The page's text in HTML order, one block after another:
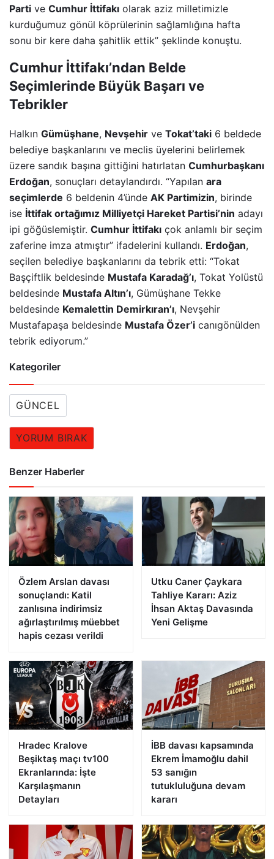
Parti ve Cumhur İttifakı olarak aziz milletimizle
kurduğumuz gönül köprülerinin sağlamlığına hafta
sonu bir kere daha şahitlik ettik” şeklinde konuştu.
Cumhur İttifakı’ndan Belde
Seçimlerinde Büyük Başarı ve
Tebrikler
Halkın Gümüşhane, Nevşehir ve Tokat’taki 6 beldede
belediye başkanlarını ve meclis üyelerini belirlemek
üzere sandık başına gittiğini hatırlatan Cumhurbaşkanı
Erdoğan, sonuçları detaylandırdı. “Yapılan ara
seçimlerde 6 beldenin 4’ünde AK Partimizin, birinde
ise İttifak ortağımız Milliyetçi Hareket Partisi’nin adayı
ipi göğüslemiştir. Cumhur İttifakı çok anlamlı bir seçim
zaferine imza atmıştır” ifadelerini kullandı. Erdoğan,
seçilen belediye başkanlarını da tebrik etti: “Tokat
Başçiftlik beldesinde Mustafa Karadağ’ı, Tokat Yolüstü
beldesinde Mustafa Altın’ı, Gümüşhane Tekke
beldesinde Kemalettin Demirkıran’ı, Nevşehir
Mustafapaşa beldesinde Mustafa Özer’i canıgönülden
tebrik ediyorum.”
Kategoriler
GÜNCEL
YORUM BIRAK
Benzer Haberler
Özlem Arslan davası
sonuçlandı: Katil
zanlısına indirimsiz
ağırlaştırılmış müebbet
hapis cezası verildi
Utku Caner Çaykara
Tahliye Kararı: Aziz
İhsan Aktaş Davasında
Yeni Gelişme
Hradec Kralove
Beşiktaş maçı tv100
Ekranlarında: İşte
Karşılaşmanın
Detayları
İBB davası kapsamında
Ekrem İmamoğlu dahil
53 sanığın
tutukluluğuna devam
kararı